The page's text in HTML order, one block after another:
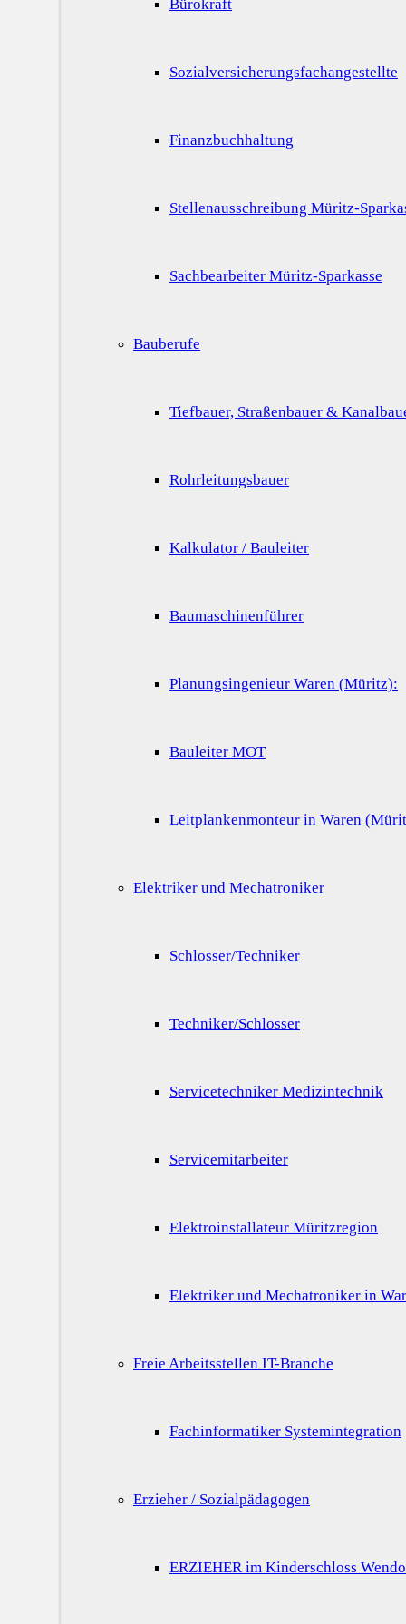
Bürokraft
Sozialversicherungsfachangestellte
Finanzbuchhaltung
Stellenausschreibung Müritz-
Sachbearbeiter Müritz-Sparkasse
Bauberufe
Tiefbauer, Straßenbauer &
Rohrleitungsbauer
Kalkulator / Bauleiter
Baumaschinenführer
Planungsingenieur Waren (Müritz):
Bauleiter MOT
Leitplankenmonteur in Waren
Elektriker und Mechatroniker
Schlosser/Techniker
Techniker/Schlosser
Servicetechniker Medizintechnik
Servicemitarbeiter
Elektroinstallateur Müritzregion
Elektriker und Mechatroniker in
Freie Arbeitsstellen IT-Branche
Fachinformatiker Systemintegration
Erzieher / Sozialpädagogen
ERZIEHER im Kinderschloss